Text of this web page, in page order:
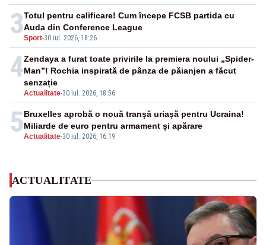
3Sport-30 iul. 2026, 18:26
Totul pentru calificare! Cum începe FCSB partida cu
Auda din Conference League
4
Actualitate-30 iul. 2026, 18:56
Zendaya a furat toate privirile la premiera noului „Spider-
Man”! Rochia inspirată de pânza de păianjen a făcut
senzație
5Actualitate-30 iul. 2026, 16:19
Bruxelles aprobă o nouă tranșă uriașă pentru Ucraina!
Miliarde de euro pentru armament și apărare
ACTUALITATE